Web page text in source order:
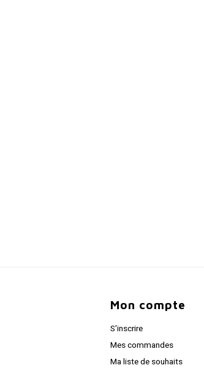
Mon compte
S'inscrire
Mes commandes
Ma liste de souhaits